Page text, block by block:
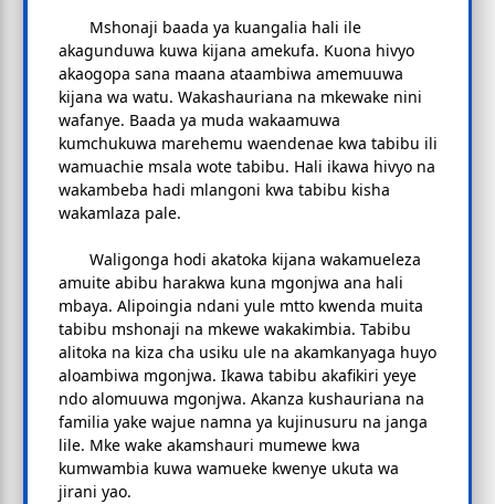
Mshonaji baada ya kuangalia hali ile
akagunduwa kuwa kijana amekufa. Kuona hivyo
akaogopa sana maana ataambiwa amemuuwa
kijana wa watu. Wakashauriana na mkewake nini
wafanye. Baada ya muda wakaamuwa
kumchukuwa marehemu waendenae kwa tabibu ili
wamuachie msala wote tabibu. Hali ikawa hivyo na
wakambeba hadi mlangoni kwa tabibu kisha
wakamlaza pale.
Waligonga hodi akatoka kijana wakamueleza
amuite abibu harakwa kuna mgonjwa ana hali
mbaya. Alipoingia ndani yule mtto kwenda muita
tabibu mshonaji na mkewe wakakimbia. Tabibu
alitoka na kiza cha usiku ule na akamkanyaga huyo
aloambiwa mgonjwa. Ikawa tabibu akafikiri yeye
ndo alomuuwa mgonjwa. Akanza kushauriana na
familia yake wajue namna ya kujinusuru na janga
lile. Mke wake akamshauri mumewe kwa
kumwambia kuwa wamueke kwenye ukuta wa
jirani yao.